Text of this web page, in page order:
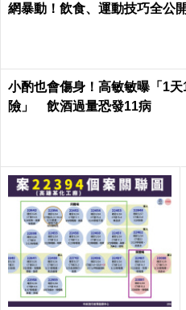
網暴動！飲食、運動技巧全公開
小酌也會傷身！高敏敏曝「1天
險」 飲酒過量恐發11病